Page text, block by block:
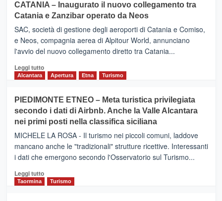
CATANIA – Inaugurato il nuovo collegamento tra
Catania e Zanzibar operato da Neos
SAC, società di gestione degli aeroporti di Catania e Comiso,
e Neos, compagnia aerea di Alpitour World, annunciano
l'avvio del nuovo collegamento diretto tra Catania...
Leggi tuttoLeggi
CATANIA
–
Inaugurato
il
nuovo
collegamento
tra
e
Zanzibar
Alcantara Apertura Etna Turismo
PIEDIMONTE ETNEO – Meta turistica privilegiata
secondo i dati di Airbnb. Anche la Valle Alcantara
nei primi posti nella classifica siciliana
MICHELE LA ROSA - Il turismo nei piccoli comuni, laddove
mancano anche le "tradizionali" strutture ricettive. Interessanti
i dati che emergono secondo l'Osservatorio sul Turismo...
Leggi tuttoLeggi
Taormina Turismo